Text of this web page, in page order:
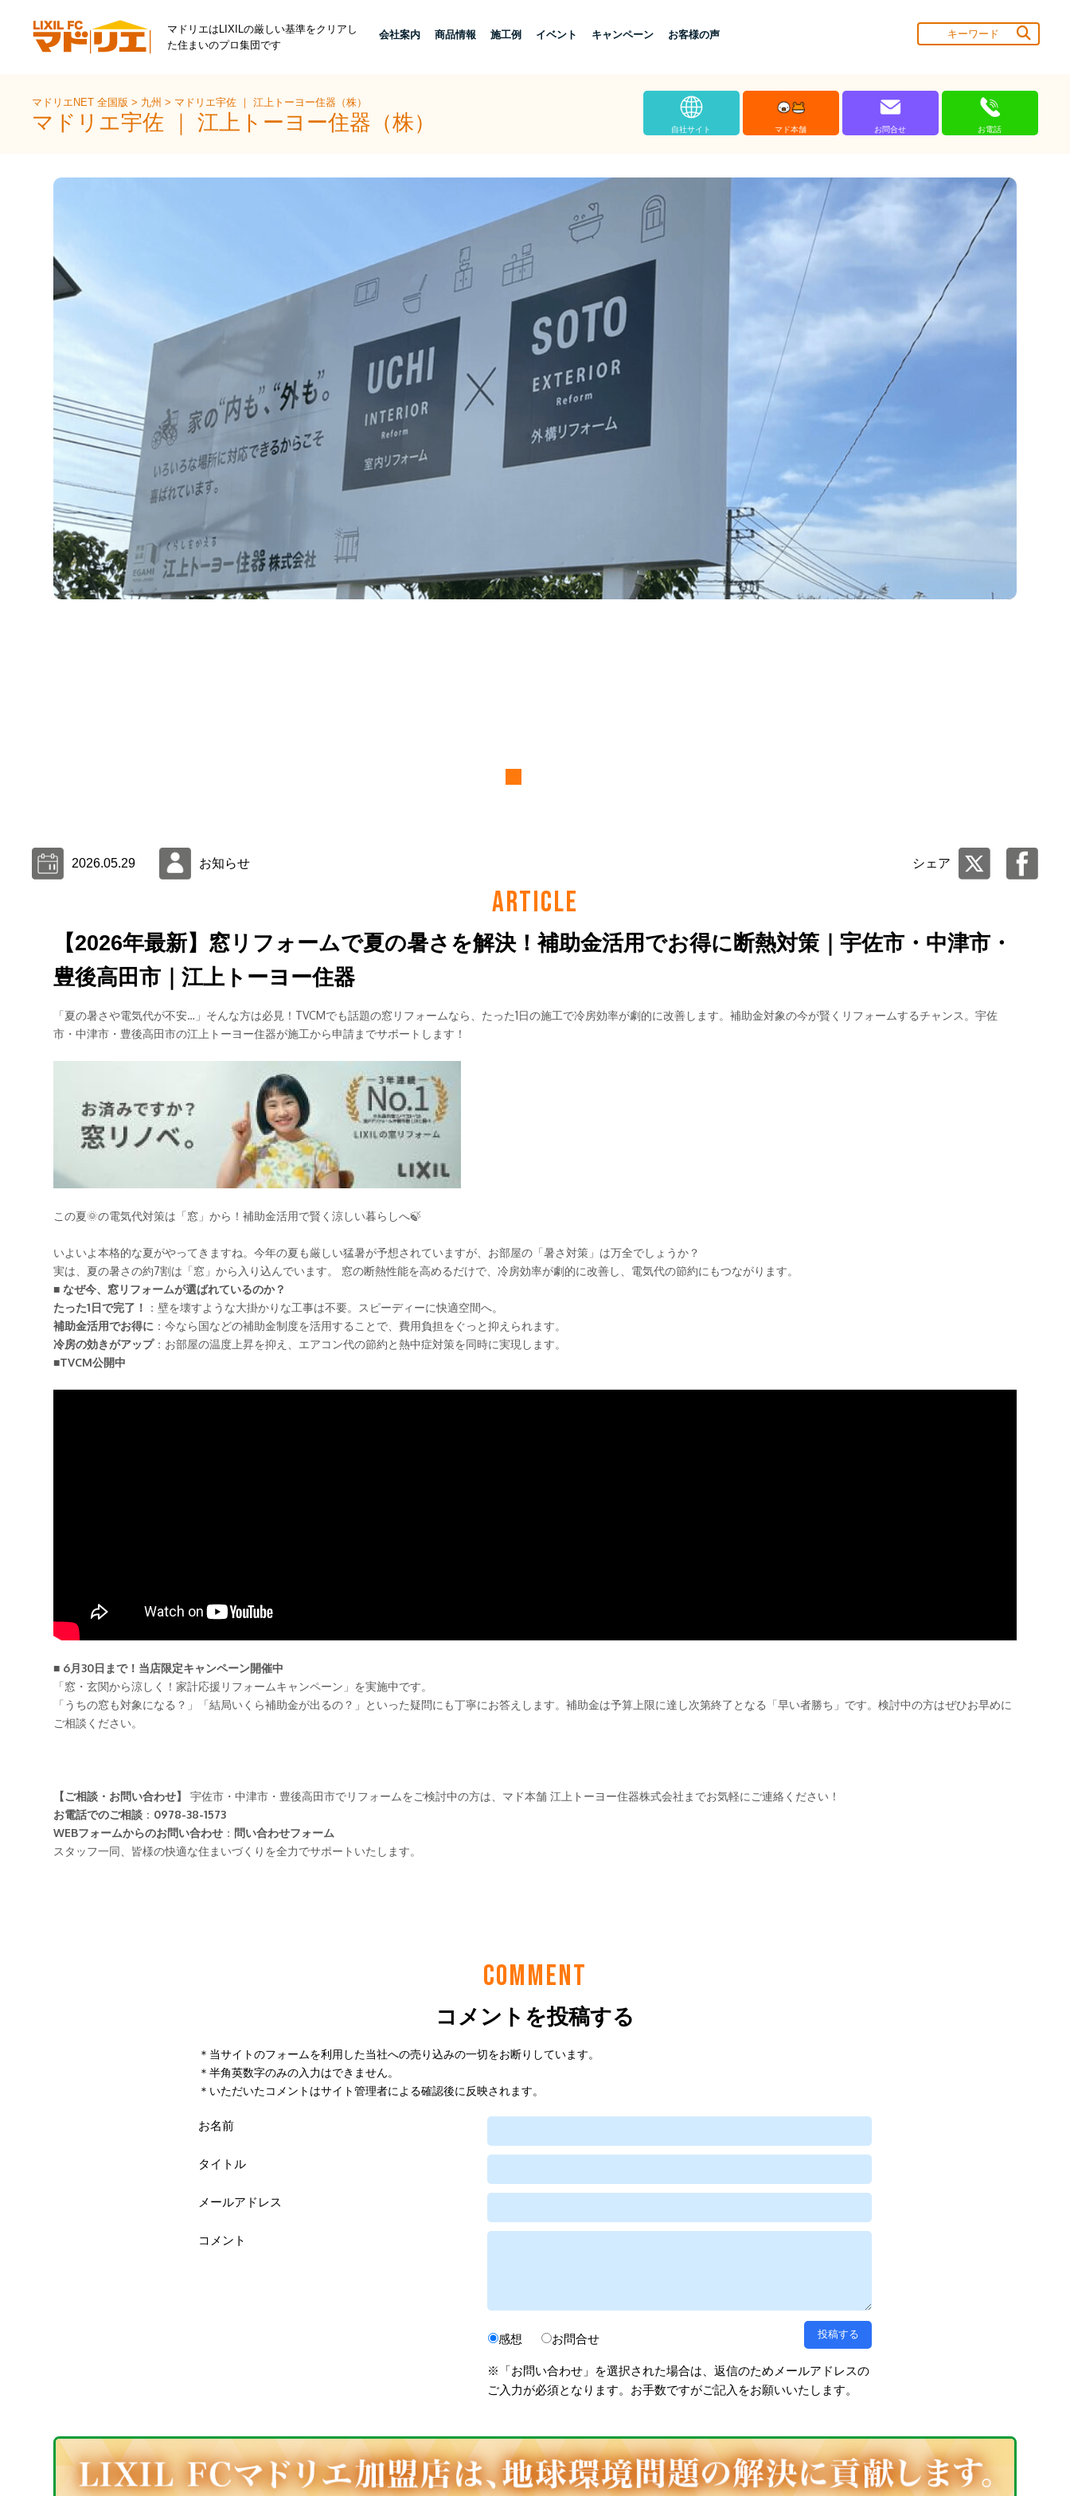
マドリエはLIXILの厳しい基準をクリアし
た住まいのプロ集団です
会社案内 商品情報 施工例 イベント キャンペーン お客様の声
マドリエNET 全国版> 九州> マドリエ宇佐 ｜ 江上トーヨー住器（株）
マドリエ宇佐 ｜ 江上トーヨー住器（株） 自社サイト マド本舗 お問合せ お電話
2026.05.29 お知らせ シェア
ARTICLE
【2026年最新】窓リフォームで夏の暑さを解決！補助金活用でお得に断熱対策｜宇佐市・中津市・
豊後高田市｜江上トーヨー住器
COMMENT
コメントを投稿する
＊当サイトのフォームを利用した当社への売り込みの一切をお断りしています。
＊半角英数字のみの入力はできません。
＊いただいたコメントはサイト管理者による確認後に反映されます。
お名前
タイトル
メールアドレス
コメント
感想 お問合せ
※「お問い合わせ」を選択された場合は、返信のためメールアドレスの
ご入力が必須となります。お手数ですがご記入をお願いいたします。